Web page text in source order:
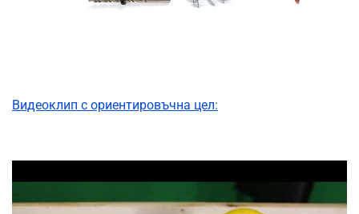
Видеоклип с ориентировъчна цел: